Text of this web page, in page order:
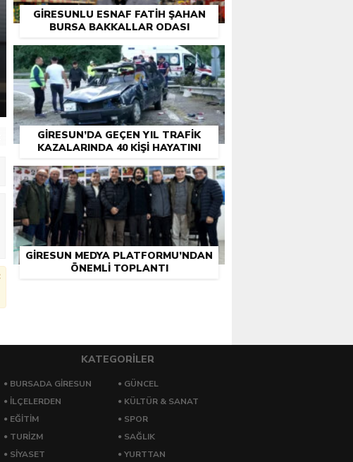
GIRESUNLU ESNAF FATIH ŞAHAN
BURSA BAKKALLAR ODASI
GIRESUN’DA GEÇEN YIL TRAFIK
KAZALARINDA 40 KIŞI HAYATINI
GIRESUN MEDYA PLATFORMU’NDAN
ÖNEMLI TOPLANTI
KATEGORİLER
BURSADA GİRESUN
GÜNCEL
İLÇELERDEN
KÜLTÜR & SANAT
EĞİTİM
SPOR
TURİZM
SAĞLIK
SİYASET
YURTTAN